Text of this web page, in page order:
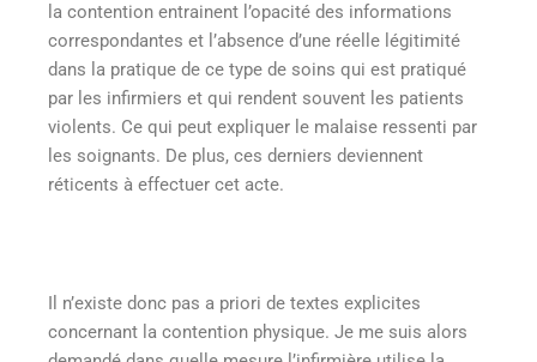
la contention entrainent l’opacité des informations
correspondantes et l’absence d’une réelle légitimité
dans la pratique de ce type de soins qui est pratiqué
par les infirmiers et qui rendent souvent les patients
violents. Ce qui peut expliquer le malaise ressenti par
les soignants. De plus, ces derniers deviennent
réticents à effectuer cet acte.
Il n’existe donc pas a priori de textes explicites
concernant la contention physique. Je me suis alors